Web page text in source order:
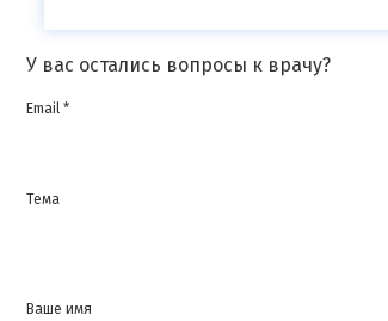
У вас остались вопросы к врачу?
Email *
Тема
Ваше имя